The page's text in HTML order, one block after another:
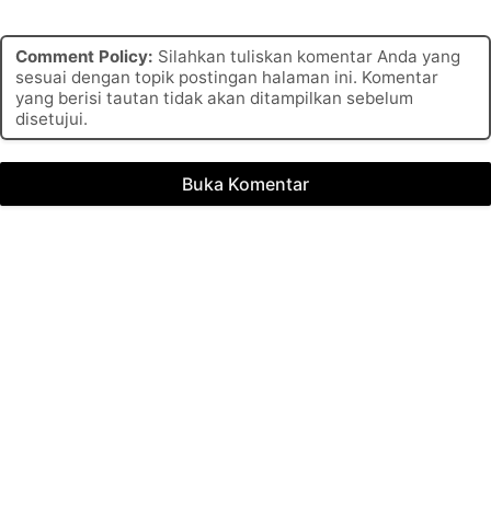
Comment Policy: Silahkan tuliskan komentar Anda yang
sesuai dengan topik postingan halaman ini. Komentar
yang berisi tautan tidak akan ditampilkan sebelum
disetujui.
Buka Komentar